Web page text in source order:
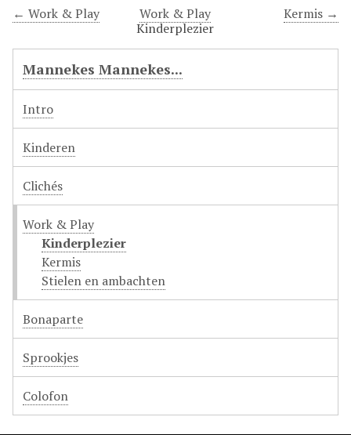
← Work & Play Kermis →
Work & Play
Kinderplezier
Mannekes Mannekes...
Intro
Kinderen
Clichés
Work & Play
Kinderplezier
Kermis
Stielen en ambachten
Bonaparte
Sprookjes
Colofon